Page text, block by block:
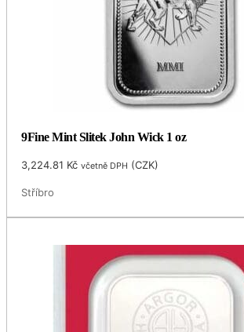
9Fine Mint Slitek John Wick 1 oz
3,224.81 Kč včetně DPH (CZK)
Stříbro